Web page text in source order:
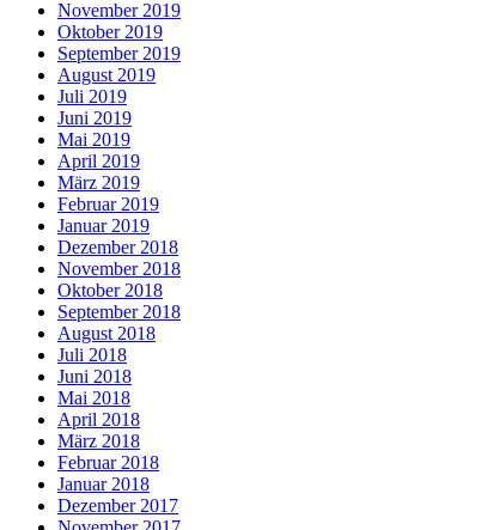
November 2019
Oktober 2019
September 2019
August 2019
Juli 2019
Juni 2019
Mai 2019
April 2019
März 2019
Februar 2019
Januar 2019
Dezember 2018
November 2018
Oktober 2018
September 2018
August 2018
Juli 2018
Juni 2018
Mai 2018
April 2018
März 2018
Februar 2018
Januar 2018
Dezember 2017